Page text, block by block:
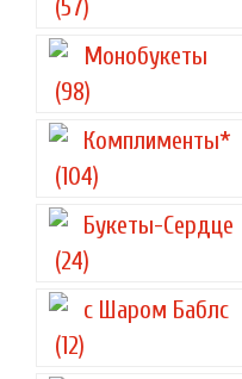
(57)
Монобукеты
(98)
Комплименты*
(104)
Букеты-Сердце
(24)
с Шаром Баблс
(12)